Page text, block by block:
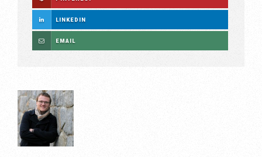
LINKEDIN
EMAIL